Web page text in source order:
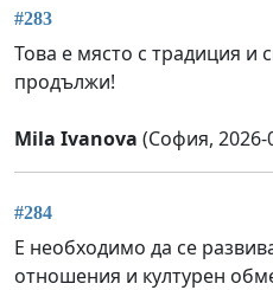
#283
Това е място с традиция и
продължи!
Mila Ivanova (София, 2026-
#284
Е необходимо да се
отношения и културен